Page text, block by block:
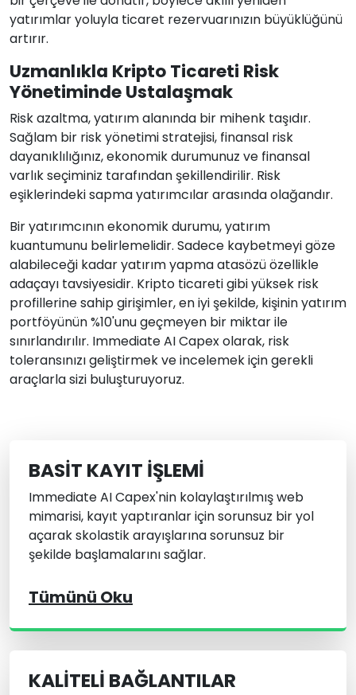
yatırımlar yoluyla ticaret rezervuarınızın büyüklüğünü
artırır.
Uzmanlıkla Kripto Ticareti Risk
Yönetiminde Ustalaşmak
Risk azaltma, yatırım alanında bir mihenk taşıdır.
Sağlam bir risk yönetimi stratejisi, finansal risk
dayanıklılığınız, ekonomik durumunuz ve finansal
varlık seçiminiz tarafından şekillendirilir. Risk
eşiklerindeki sapma yatırımcılar arasında olağandır.
Bir yatırımcının ekonomik durumu, yatırım
kuantumunu belirlemelidir. Sadece kaybetmeyi göze
alabileceği kadar yatırım yapma atasözü özellikle
adaçayı tavsiyesidir. Kripto ticareti gibi yüksek risk
profillerine sahip girişimler, en iyi şekilde, kişinin yatırım
portföyünün %10'unu geçmeyen bir miktar ile
sınırlandırılır. Immediate AI Capex olarak, risk
toleransınızı geliştirmek ve incelemek için gerekli
araçlarla sizi buluşturuyoruz.
BASIT KAYIT İŞLEMI
Immediate AI Capex'nin kolaylaştırılmış web
mimarisi, kayıt yaptıranlar için sorunsuz bir yol
açarak skolastik arayışlarına sorunsuz bir
şekilde başlamalarını sağlar.
Tümünü Oku
KALITELI BAĞLANTILAR